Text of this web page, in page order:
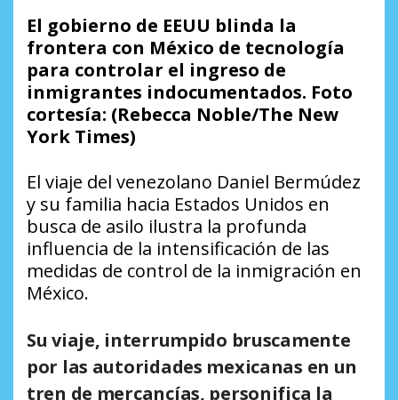
El gobierno de EEUU blinda la
frontera con México de tecnología
para controlar el ingreso de
inmigrantes indocumentados. Foto
cortesía: (Rebecca Noble/The New
York Times)
El viaje del venezolano Daniel Bermúdez
y su familia hacia Estados Unidos en
busca de asilo ilustra la profunda
influencia de la intensificación de las
medidas de control de la inmigración en
México.
Su viaje, interrumpido bruscamente
por las autoridades mexicanas en un
tren de mercancías, personifica la